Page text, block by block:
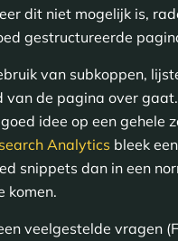
dit niet mogelijk is,
gestructureerde
van subkoppen,
van de pagina over
idee op een gehele
Analytics bleek
snippets dan in een
komen.
veelgestelde vragen